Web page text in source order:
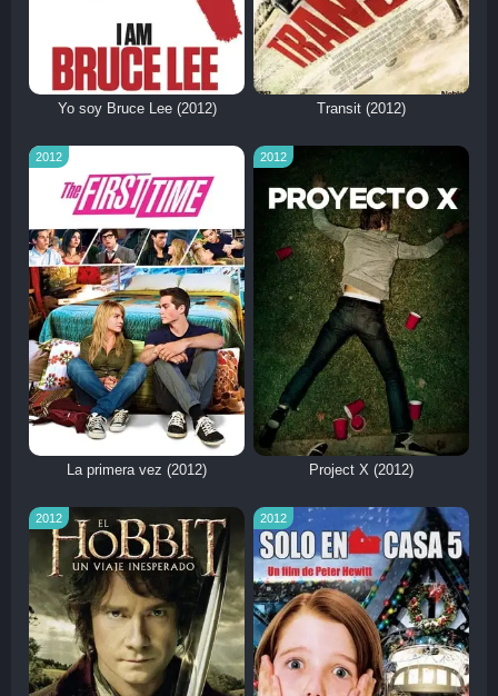
Yo soy Bruce Lee (2012) Transit (2012)
2012
La primera vez (2012)
2012
Project X (2012)
2012 2012